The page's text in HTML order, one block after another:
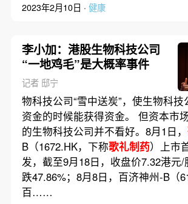
2023年2月10日 · 健康
李小加：港股生物科技公司
“一地鸡毛”是大概率事件
记者 邸宁
物科技公司“雪中送炭”，使生物科
资金的时候能获得资金。 但资本市
的生物科技公司并不看好。8月1日，
B（1672.HK，下称歌礼制药）上市
发，截至9月18日，收盘价7.32港元
跌47.86%；8月8日，百济神州-B（
百……